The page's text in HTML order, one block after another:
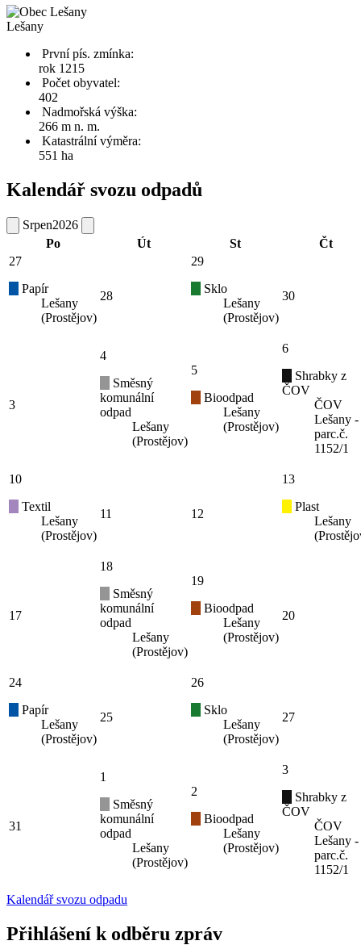
Lešany
První pís. zmínka:
rok 1215
Počet obyvatel:
402
Nadmořská výška:
266 m n. m.
Katastrální výměra:
551 ha
Kalendář svozu odpadů
Srpen2026
Po
Út St
Čt
27
Papír
Lešany
(Prostějov)
28
29
Sklo
Lešany
(Prostějov)
30
3
4
Směsný
komunální
odpad
Lešany
(Prostějov)
5
Bioodpad
Lešany
(Prostějov)
6
Shrabky z
ČOV
ČOV
Lešany -
parc.č.
1152/1
10
Textil
Lešany
(Prostějov)
11 12
13
Plast
Lešany
17
18
Směsný
komunální
odpad
Lešany
(Prostějov)
19
Bioodpad
Lešany
(Prostějov)
20
24
Papír
Lešany
(Prostějov)
25
26
Sklo
Lešany
(Prostějov)
27
31
1
Směsný
komunální
odpad
Lešany
(Prostějov)
2
Bioodpad
Lešany
(Prostějov)
3
Shrabky z
ČOV
ČOV
Lešany -
parc.č.
1152/1
Kalendář svozu odpadu
Přihlášení k odběru zpráv